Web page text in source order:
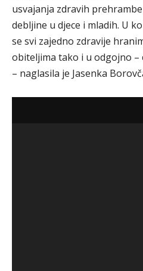
usvajanja zdravih
debljine u djece i mladih. U
se svi zajedno zdravije
obiteljima tako i u odgojno
– naglasila je Jasenka